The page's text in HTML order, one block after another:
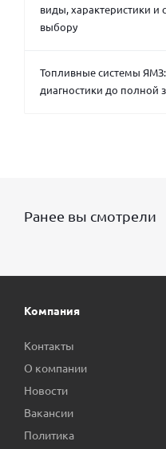
виды, характеристики и
выбору
Топливные системы
диагностики до полной
Ранее вы смотрели
Компания
Контакты
О компании
Новости
Вакансии
Политика